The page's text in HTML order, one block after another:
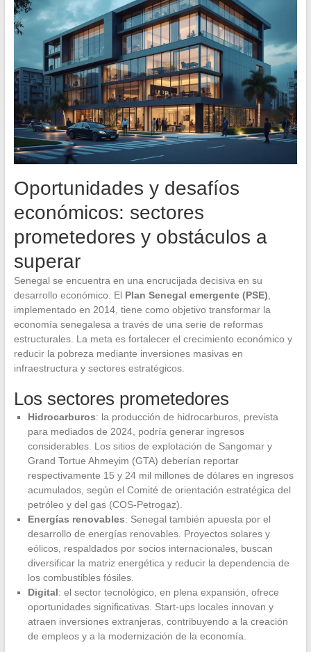
Oportunidades y desafíos
económicos: sectores
prometedores y obstáculos a
superar
Senegal se encuentra en una encrucijada decisiva en su
desarrollo económico. El Plan Senegal emergente (PSE),
implementado en 2014, tiene como objetivo transformar la
economía senegalesa a través de una serie de reformas
estructurales. La meta es fortalecer el crecimiento económico y
reducir la pobreza mediante inversiones masivas en
infraestructura y sectores estratégicos.
Los sectores prometedores
Hidrocarburos: la producción de hidrocarburos, prevista
para mediados de 2024, podría generar ingresos
considerables. Los sitios de explotación de Sangomar y
Grand Tortue Ahmeyim (GTA) deberían reportar
respectivamente 15 y 24 mil millones de dólares en ingresos
acumulados, según el Comité de orientación estratégica del
petróleo y del gas (COS-Petrogaz).
Energías renovables: Senegal también apuesta por el
desarrollo de energías renovables. Proyectos solares y
eólicos, respaldados por socios internacionales, buscan
diversificar la matriz energética y reducir la dependencia de
los combustibles fósiles.
Digital: el sector tecnológico, en plena expansión, ofrece
oportunidades significativas. Start-ups locales innovan y
atraen inversiones extranjeras, contribuyendo a la creación
de empleos y a la modernización de la economía.